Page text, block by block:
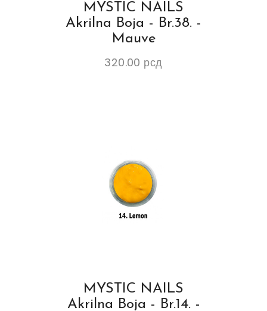
MYSTIC NAILS
Akrilna Boja - Br.38. -
Mauve
320.00 рсд
MYSTIC NAILS
Akrilna Boja - Br.14. -